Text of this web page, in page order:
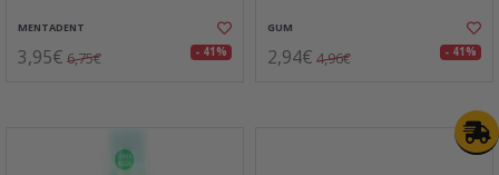
MENTADENT
3,95€ 6,75€ - 41%
GUM
2,94€ 4,96€ - 41%